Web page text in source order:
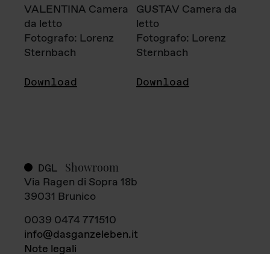
VALENTINA Camera
da letto
Fotografo: Lorenz
Sternbach
Download
GUSTAV Camera da
letto
Fotografo: Lorenz
Sternbach
Download
DGL Showroom
Via Ragen di Sopra 18b
39031 Brunico
0039 0474 771510
info@dasganzeleben.it
Note legali